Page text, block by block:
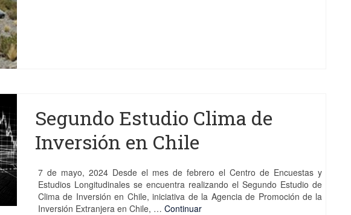
Segundo Estudio Clima de
Inversión en Chile
7 de mayo, 2024 Desde el mes de febrero el Centro de Encuestas y
Estudios Longitudinales se encuentra realizando el Segundo Estudio de
Clima de Inversión en Chile, iniciativa de la Agencia de Promoción de la
Inversión Extranjera en Chile, … Continuar